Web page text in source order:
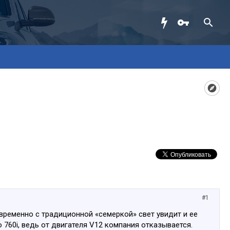
#1
с традиционной «семеркой» свет увидит и ее
ведь от двигателя V12 компания отказывается.